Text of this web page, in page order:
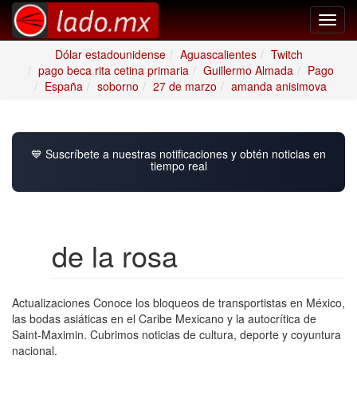
Dólar estadounidense
Aguascalientes
Twitch
pago beca rita cetina primaria
Guillermo Almada
Pago
España
soborno 27 de marzo amanda anisimova
💙 Suscríbete a nuestras notificaciones y obtén noticias en
tiempo real
de la rosa
Actualizaciones Conoce los bloqueos de transportistas en México,
las bodas asiáticas en el Caribe Mexicano y la autocrítica de
Saint-Maximin. Cubrimos noticias de cultura, deporte y coyuntura
nacional.